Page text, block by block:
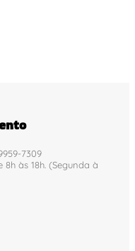
7309
8h às 18h. (Segunda à